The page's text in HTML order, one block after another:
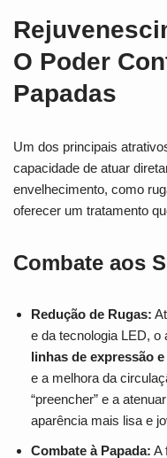
O Poder
Papadas
Um dos principais
capacidade de atuar
envelhecimento, como
oferecer um tratamento
Combate aos
Redução de Rugas:
e da tecnologia LED, o
linhas de expressão
e a melhora da
“preencher” e a
aparência mais lisa e
Combate à Papada: A